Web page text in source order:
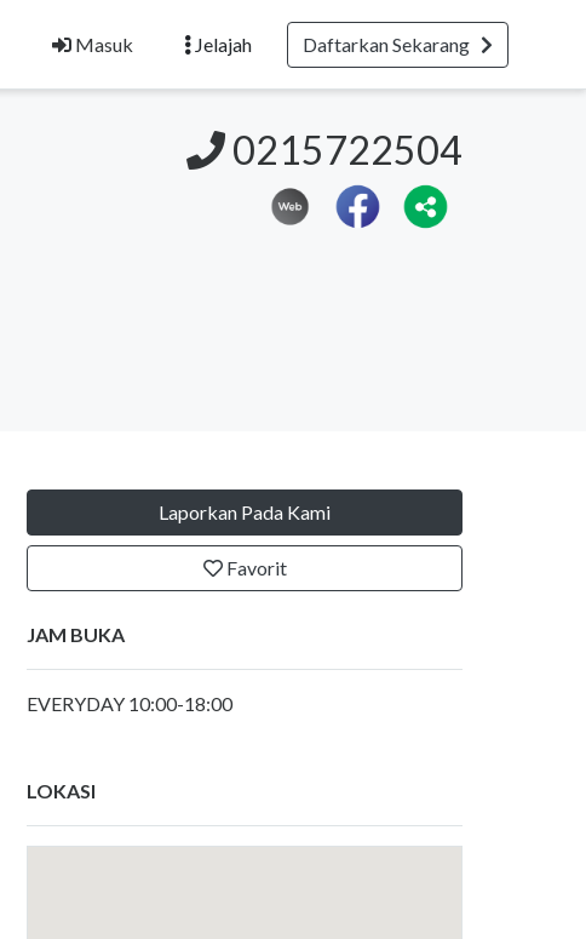
Masuk
Jelajah Daftarkan Sekarang
0215722504
Laporkan Pada Kami
Favorit
JAM BUKA
EVERYDAY 10:00-18:00
LOKASI